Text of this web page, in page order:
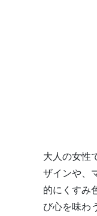
大人の女性
ザインや、
的にくすみ
び心を味わ